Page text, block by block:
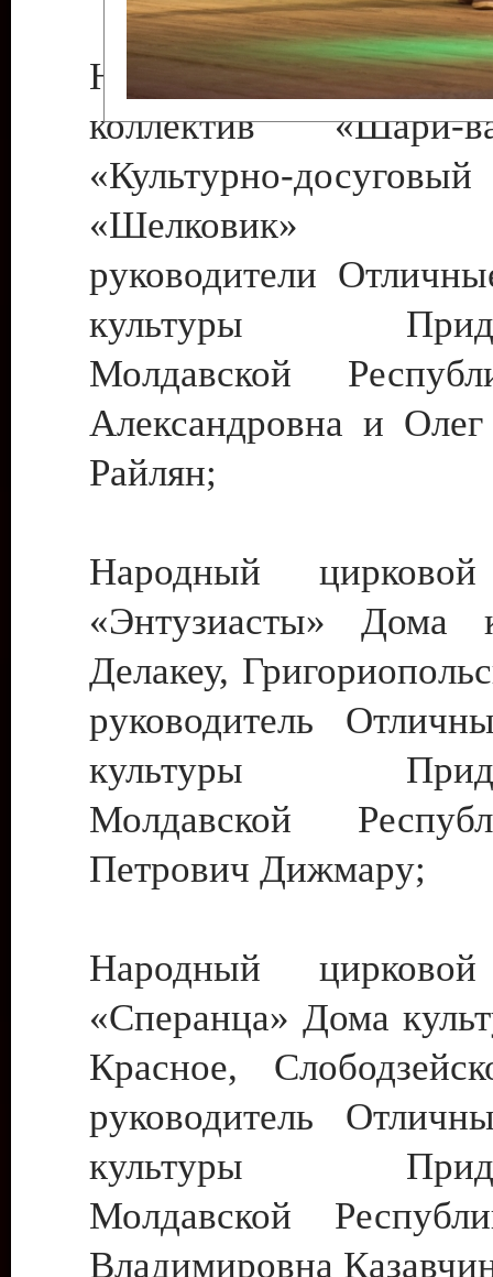
Народный цирковой
коллектив
«Культурно-
«Шелковик»
руководители
культуры
Молдавской
Александровна и
Райлян;
Народный цирковой
«Энтузиасты» Дома
Делакеу,
руководитель
культуры
Молдавской
Петрович Дижмару;
Народный цирковой
«Сперанца» Дома
Красное,
руководитель
культуры
Молдавской
Владимировна